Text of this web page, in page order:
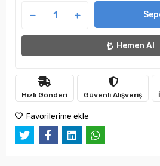
Hemen Al
Hızlı Gönderi Güvenli Alışveriş
Favorilerime ekle